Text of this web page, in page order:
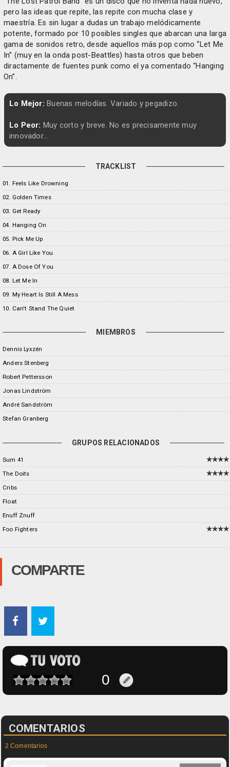
pero las ideas que repite, las repite con mucha clase y
maestría. Es sin lugar a dudas un trabajo melódicamente
potente, formado por 10 posibles singles que abarcan una larga
gama de sonidos retro, desde aquellos más pop como “Let Me
In” (muy en la onda post-Beattles) hasta otros que beben
diractamente de fuentes punk como el ya comentado “Hanging
On”.
Lo Mejor: Buenas melodías. Variado y pegadizo.
Lo Peor: Muy corto y breve. No es precisamente muy
innovador...
TRACKLIST
01. Feels Like Drowning
02. Golden Times
03. Get Ready
04. Hanging On
05. Pick Me Up
06. A Girl Like You
07. A Dose Of You
08. Let Me In
09. My Heart Is Still A Mess
10. Can't Stand The Quiet
MIEMBROS
Dennis Lyxzén
Anders Stenberg
Robert Pettersson
Jonas Lindström
André Sandström
Stefan Granberg
GRUPOS RELACIONADOS
Sum 41
The Doits
Cribs
Float
Enuff Znuff
Foo Fighters
COMPARTE
COMENTARIOS
2 Comentarios